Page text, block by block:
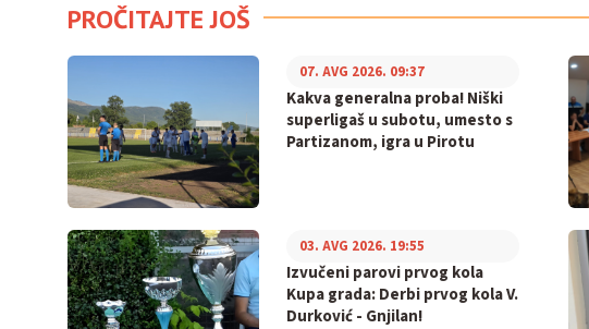
PROČITAJTE JOŠ
Kakva generalna proba! Niški
superligaš u subotu, umesto s
Partizanom, igra u Pirotu
07. AVG 2026. 09:37
Izvučeni parovi prvog kola
Kupa grada: Derbi prvog kola V.
Durković - Gnjilan!
03. AVG 2026. 19:55